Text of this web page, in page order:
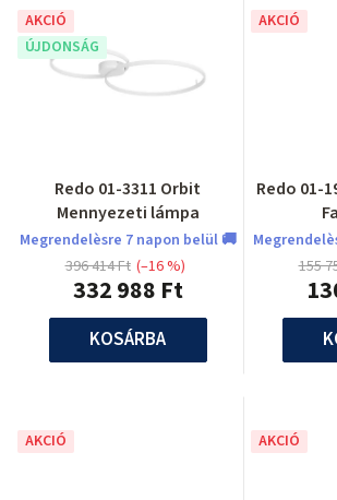
AKCIÓ
ÚJDONSÁG
Redo 01-3311 Orbit
Mennyezeti lámpa
Megrendelèsre 7 napon belül 🚚
332 988 Ft
396 414 Ft (–16 %)
KOSÁRBA
AKCIÓ
Redo 01-
155
AKCIÓ AKCIÓ